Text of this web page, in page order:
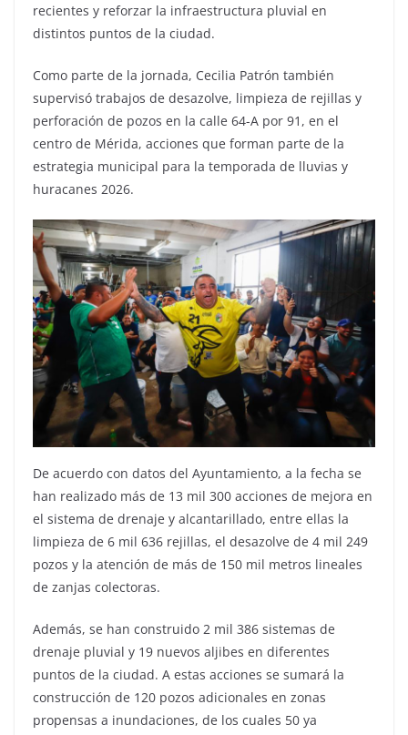
recientes y reforzar la infraestructura pluvial en
distintos puntos de la ciudad.
Como parte de la jornada, Cecilia Patrón también
supervisó trabajos de desazolve, limpieza de rejillas y
perforación de pozos en la calle 64-A por 91, en el
centro de Mérida, acciones que forman parte de la
estrategia municipal para la temporada de lluvias y
huracanes 2026.
De acuerdo con datos del Ayuntamiento, a la fecha se
han realizado más de 13 mil 300 acciones de mejora en
el sistema de drenaje y alcantarillado, entre ellas la
limpieza de 6 mil 636 rejillas, el desazolve de 4 mil 249
pozos y la atención de más de 150 mil metros lineales
de zanjas colectoras.
Además, se han construido 2 mil 386 sistemas de
drenaje pluvial y 19 nuevos aljibes en diferentes
puntos de la ciudad. A estas acciones se sumará la
construcción de 120 pozos adicionales en zonas
propensas a inundaciones, de los cuales 50 ya